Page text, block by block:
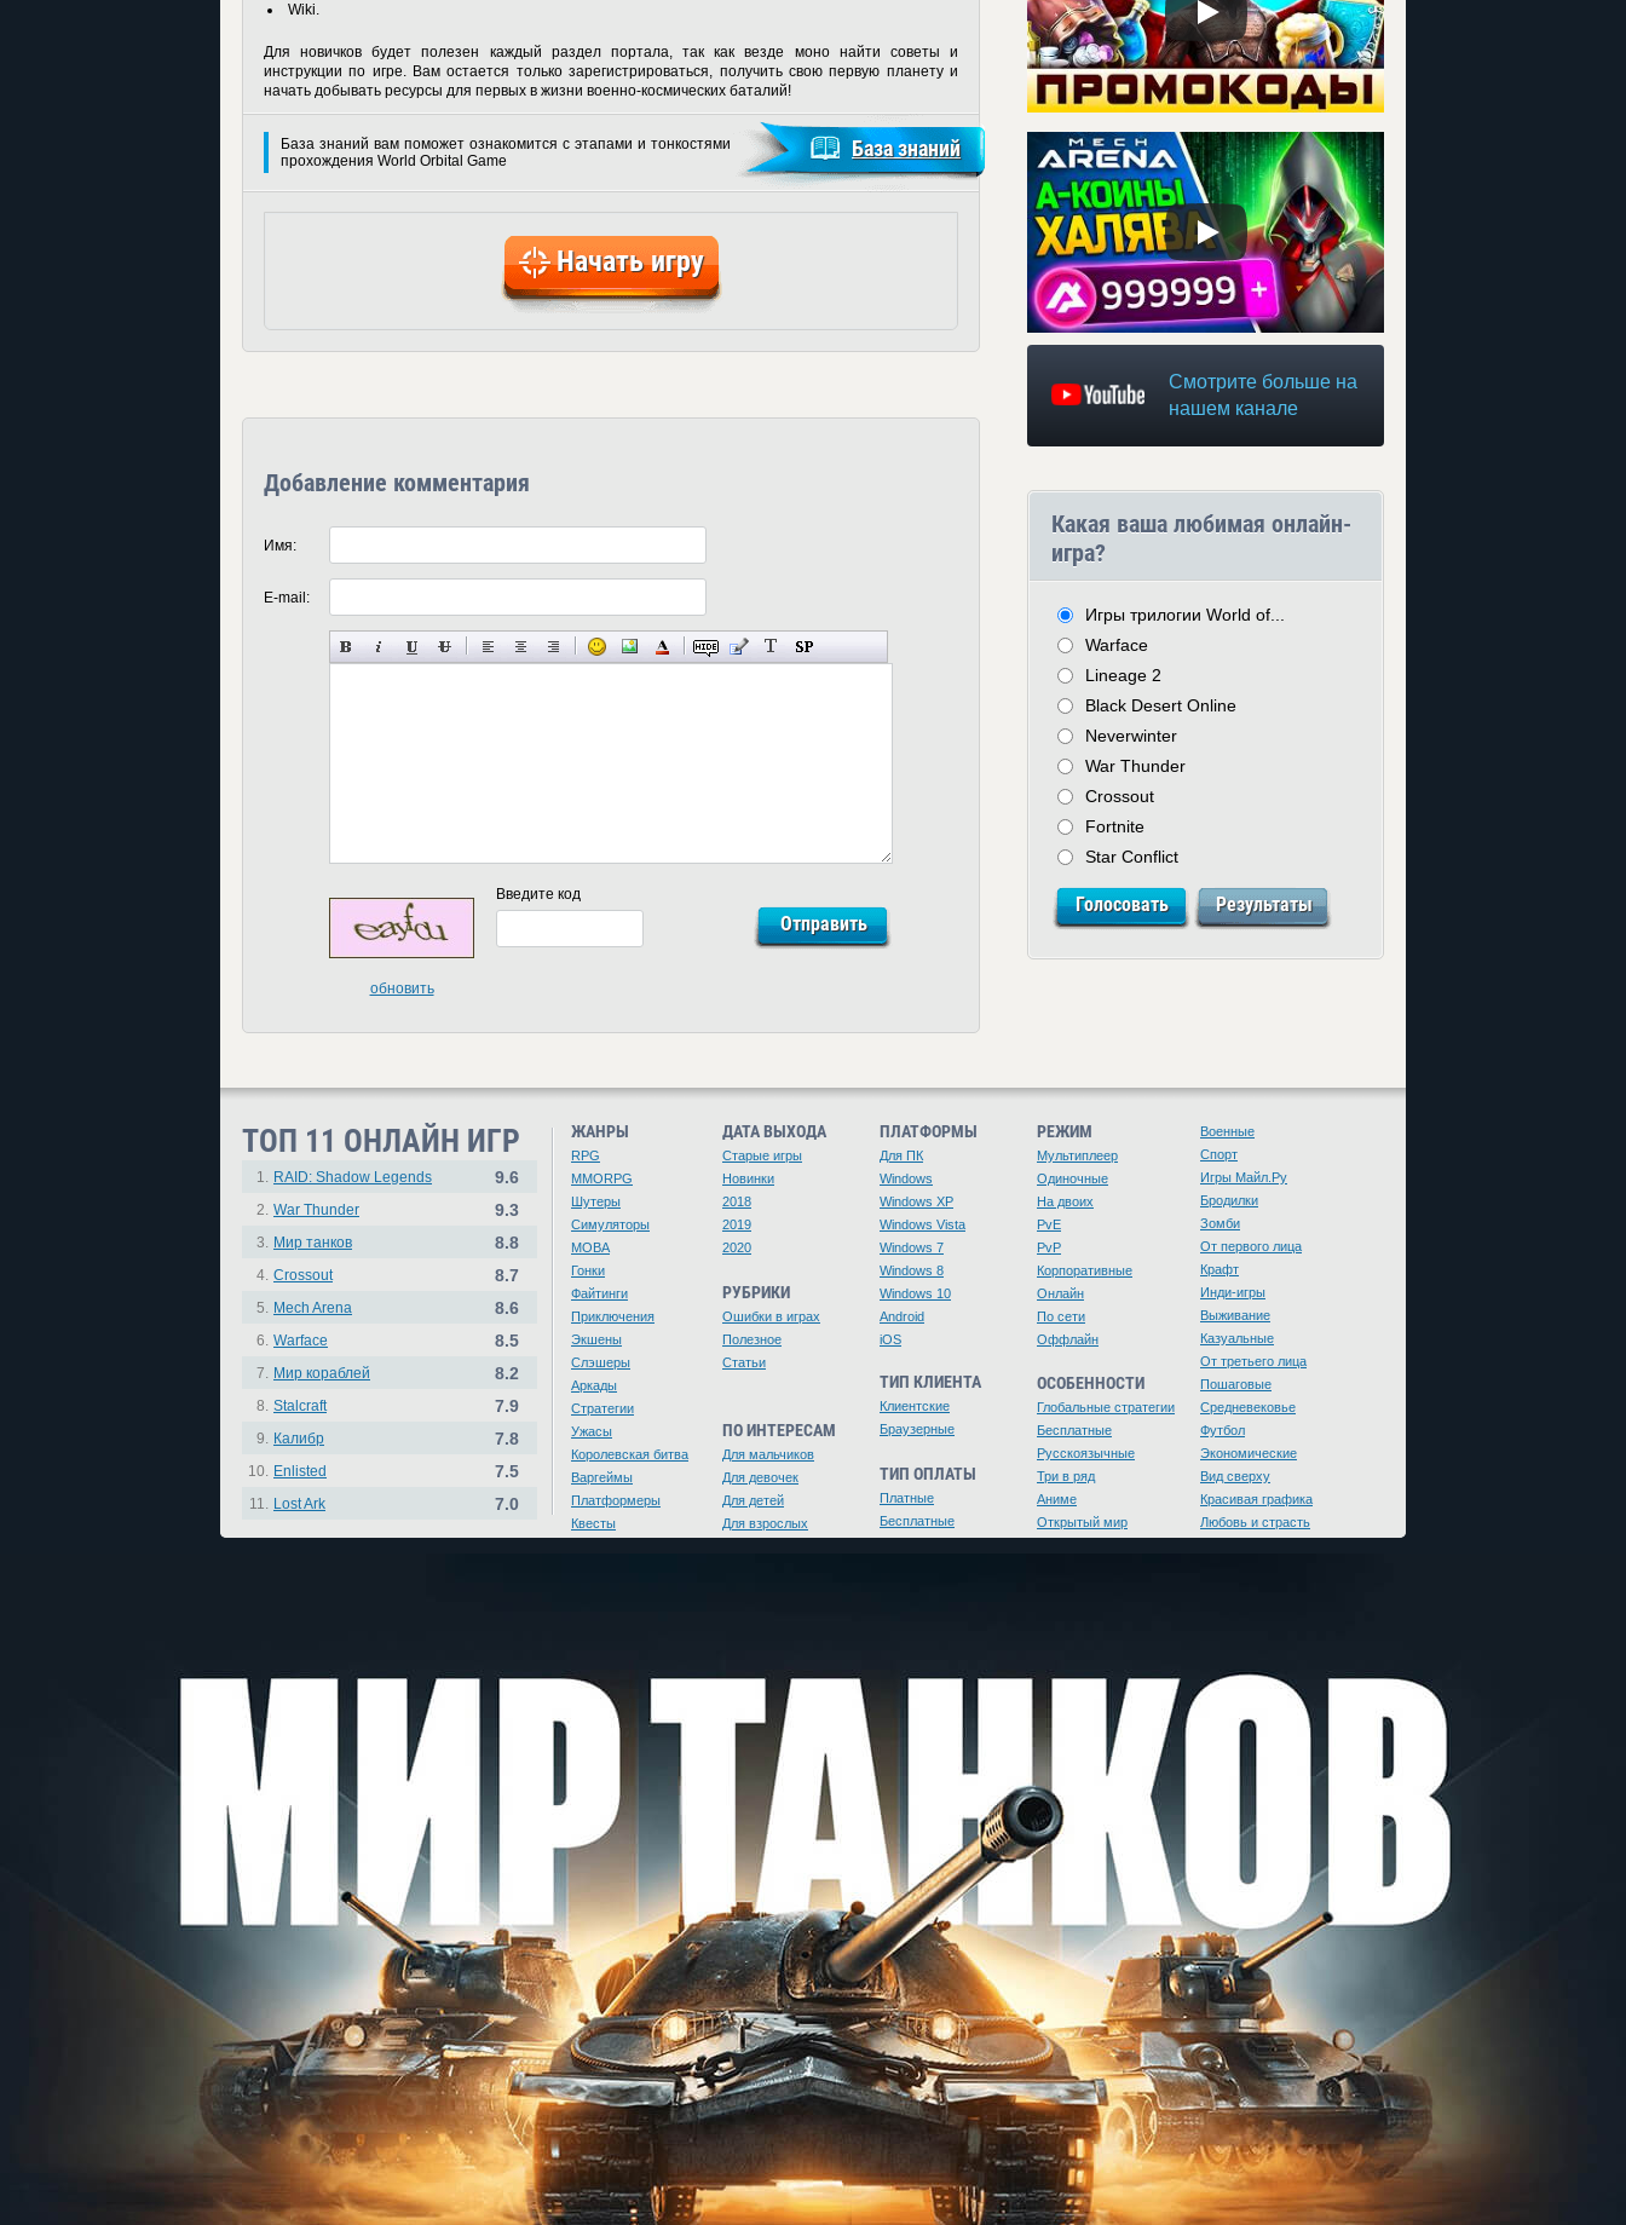
Wiki.
Для новичков будет полезен каждый раздел портала, так как везде моно найти советы и
инструкции по игре. Вам остается только зарегистрироваться, получить свою первую планету и
начать добывать ресурсы для первых в жизни военно-космических баталий!
База знаний вам поможет ознакомится с этапами и тонкостями
прохождения World Orbital Game
База знаний
Начать игру
Добавление комментария
Имя:
E-mail:
обновить
Введите код
Смотрите больше на
нашем канале
Какая ваша любимая онлайн-
игра?
Игры трилогии World of...
Warface
Lineage 2
Black Desert Online
Neverwinter
War Thunder
Crossout
Fortnite
Star Conflict
ТОП 11 ОНЛАЙН ИГР
1. RAID: Shadow Legends 9.6
2. War Thunder 9.3
3. Мир танков 8.8
4. Crossout 8.7
5. Mech Arena 8.6
6. Warface 8.5
7. Мир кораблей 8.2
8. Stalcraft 7.9
9. Калибр 7.8
10. Enlisted 7.5
11. Lost Ark 7.0
ЖАНРЫ
RPG
MMORPG
Шутеры
Симуляторы
MOBA
Гонки
Файтинги
Приключения
Экшены
Слэшеры
Аркады
Стратегии
Ужасы
Королевская битва
Варгеймы
Платформеры
Квесты
ДАТА ВЫХОДА
Старые игры
Новинки
2018
2019
2020
РУБРИКИ
Ошибки в играх
Полезное
Статьи
ПО ИНТЕРЕСАМ
Для мальчиков
Для девочек
Для детей
Для взрослых
ПЛАТФОРМЫ
Для ПК
Windows
Windows XP
Windows Vista
Windows 7
Windows 8
Windows 10
Android
iOS
ТИП КЛИЕНТА
Клиентские
Браузерные
ТИП ОПЛАТЫ
Платные
Бесплатные
РЕЖИМ
Мультиплеер
Одиночные
На двоих
PvE
PvP
Корпоративные
Онлайн
По сети
Оффлайн
ОСОБЕННОСТИ
Глобальные стратегии
Бесплатные
Русскоязычные
Три в ряд
Аниме
Открытый мир
Военные
Спорт
Игры Майл.Ру
Бродилки
Зомби
От первого лица
Крафт
Инди-игры
Выживание
Казуальные
От третьего лица
Пошаговые
Средневековье
Футбол
Экономические
Вид сверху
Красивая графика
Любовь и страсть